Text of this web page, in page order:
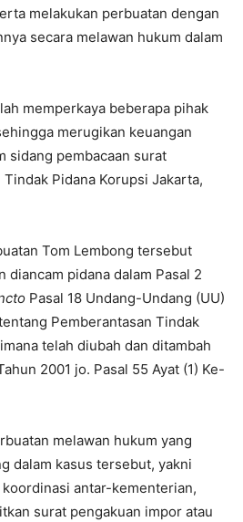
melakukan perbuatan dengan
secara melawan hukum dalam
memperkaya beberapa pihak
merugikan keuangan
sidang pembacaan surat
Pidana Korupsi Jakarta,
Tom Lembong tersebut
diancam pidana dalam Pasal 2
Pasal 18 Undang-Undang (UU)
Pemberantasan Tindak
telah diubah dan ditambah
2001 jo. Pasal 55 Ayat (1) Ke-
melawan hukum yang
dalam kasus tersebut, yakni
antar-kementerian,
surat pengakuan impor atau